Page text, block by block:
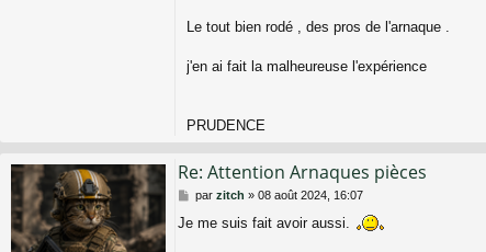
Le tout bien rodé , des pros de l'arnaque .
j'en ai fait la malheureuse l'expérience
PRUDENCE
Re: Attention Arnaques pièces
M
s
par zitch » 08 août 2024, 16:07
Je me suis fait avoir aussi.